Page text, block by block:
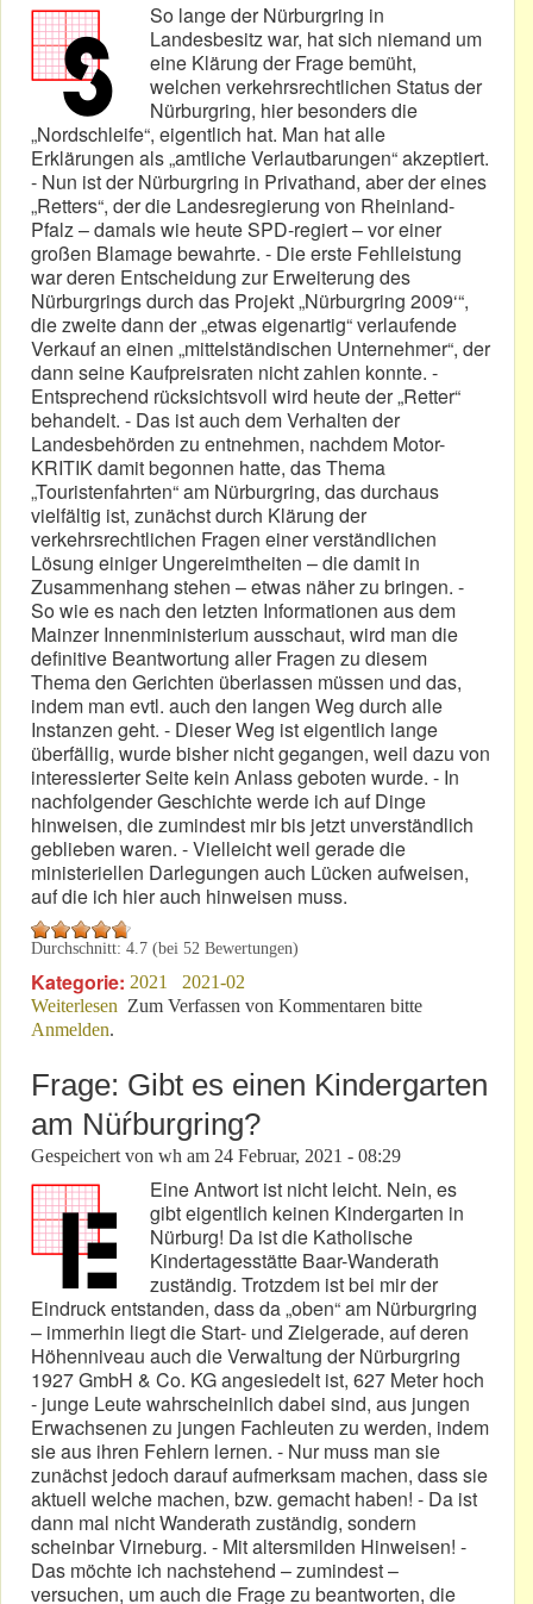
So lange der Nürburgring in
Landesbesitz war, hat sich niemand um
eine Klärung der Frage bemüht,
welchen verkehrsrechtlichen Status der
Nürburgring, hier besonders die
„Nordschleife“, eigentlich hat. Man hat alle
Erklärungen als „amtliche Verlautbarungen“ akzeptiert.
- Nun ist der Nürburgring in Privathand, aber der eines
„Retters“, der die Landesregierung von Rheinland-
Pfalz – damals wie heute SPD-regiert – vor einer
großen Blamage bewahrte. - Die erste Fehlleistung
war deren Entscheidung zur Erweiterung des
Nürburgrings durch das Projekt „Nürburgring 2009‘“,
die zweite dann der „etwas eigenartig“ verlaufende
Verkauf an einen „mittelständischen Unternehmer“, der
dann seine Kaufpreisraten nicht zahlen konnte. -
Entsprechend rücksichtsvoll wird heute der „Retter“
behandelt. - Das ist auch dem Verhalten der
Landesbehörden zu entnehmen, nachdem Motor-
KRITIK damit begonnen hatte, das Thema
„Touristenfahrten“ am Nürburgring, das durchaus
vielfältig ist, zunächst durch Klärung der
verkehrsrechtlichen Fragen einer verständlichen
Lösung einiger Ungereimtheiten – die damit in
Zusammenhang stehen – etwas näher zu bringen. -
So wie es nach den letzten Informationen aus dem
Mainzer Innenministerium ausschaut, wird man die
definitive Beantwortung aller Fragen zu diesem
Thema den Gerichten überlassen müssen und das,
indem man evtl. auch den langen Weg durch alle
Instanzen geht. - Dieser Weg ist eigentlich lange
überfällig, wurde bisher nicht gegangen, weil dazu von
interessierter Seite kein Anlass geboten wurde. - In
nachfolgender Geschichte werde ich auf Dinge
hinweisen, die zumindest mir bis jetzt unverständlich
geblieben waren. - Vielleicht weil gerade die
ministeriellen Darlegungen auch Lücken aufweisen,
auf die ich hier auch hinweisen muss.
Durchschnitt: 4.7 (bei 52 Bewertungen)
Kategorie: 2021
2021-02
Weiterlesen über „Touristenfahrten“: Es gibt neue Erkenntnisse!
Zum Verfassen von Kommentaren bitte
Anmelden.
Frage: Gibt es einen Kindergarten
am Nüŕburgring?
Gespeichert von wh am 24 Februar, 2021 - 08:29
Eine Antwort ist nicht leicht. Nein, es
gibt eigentlich keinen Kindergarten in
Nürburg! Da ist die Katholische
Kindertagesstätte Baar-Wanderath
zuständig. Trotzdem ist bei mir der
Eindruck entstanden, dass da „oben“ am Nürburgring
– immerhin liegt die Start- und Zielgerade, auf deren
Höhenniveau auch die Verwaltung der Nürburgring
1927 GmbH & Co. KG angesiedelt ist, 627 Meter hoch
- junge Leute wahrscheinlich dabei sind, aus jungen
Erwachsenen zu jungen Fachleuten zu werden, indem
sie aus ihren Fehlern lernen. - Nur muss man sie
zunächst jedoch darauf aufmerksam machen, dass sie
aktuell welche machen, bzw. gemacht haben! - Da ist
dann mal nicht Wanderath zuständig, sondern
scheinbar Virneburg. - Mit altersmilden Hinweisen! -
Das möchte ich nachstehend – zumindest –
versuchen, um auch die Frage zu beantworten, die